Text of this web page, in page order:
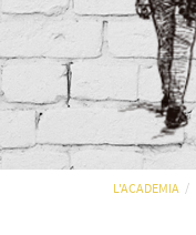
L'ACADEMIA